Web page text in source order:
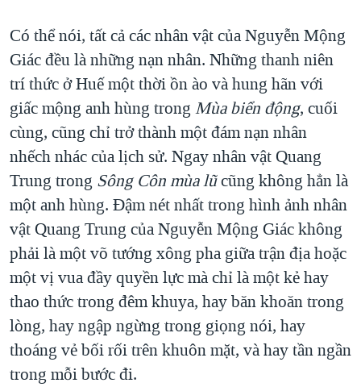
Có thể nói, tất cả các nhân vật của Nguyễn Mộng
Giác đều là những nạn nhân. Những thanh niên
trí thức ở Huế một thời ồn ào và hung hãn với
giấc mộng anh hùng trong Mùa biển động, cuối
cùng, cũng chỉ trở thành một đám nạn nhân
nhếch nhác của lịch sử. Ngay nhân vật Quang
Trung trong Sông Côn mùa lũcũng không hẳn là
một anh hùng. Đậm nét nhất trong hình ảnh nhân
vật Quang Trung của Nguyễn Mộng Giác không
phải là một võ tướng xông pha giữa trận địa hoặc
một vị vua đầy quyền lực mà chỉ là một kẻ hay
thao thức trong đêm khuya, hay băn khoăn trong
lòng, hay ngập ngừng trong giọng nói, hay
thoáng vẻ bối rối trên khuôn mặt, và hay tần ngần
trong mỗi bước đi.